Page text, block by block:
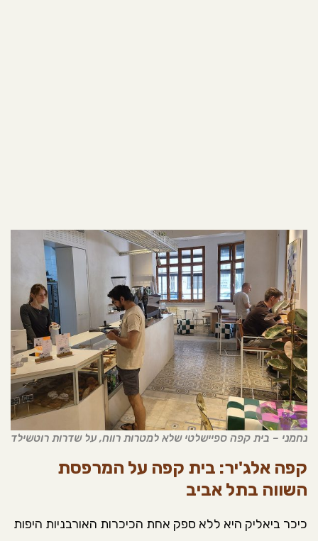
נחמני – בית קפה ספיישלטי שלא למטרות רווח, על שדרות רוטשילד
קפה אלג'יר: בית קפה על המרפסת
השווה בתל אביב
כיכר ביאליק היא ללא ספק אחת הכיכרות האורבניות היפות